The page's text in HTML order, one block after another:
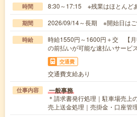
時間 8:30～17:15 ※残業はほとんど
期間 2026/09/14～長期 ※開始日は
時給
時給1550円～1600円＋交 【
の前払いが可能な速払いサービ
交通費
交通費支給あり
仕事内容 一般事務
＊請求書発行処理｜駐車場売上
売上送金処理｜売掛金・口座管